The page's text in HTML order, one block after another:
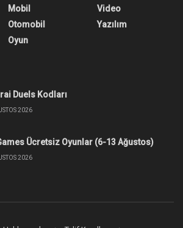
Mobil
Otomobil
Oyun
Video
Yazılım
Duels Kodları
2026
Ücretsiz Oyunlar (6-13 Ağustos)
2026